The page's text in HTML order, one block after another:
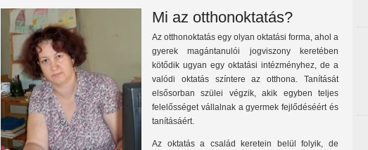
Mi az otthonoktatás?
Az otthonoktatás egy olyan oktatási forma, ahol a
gyerek magántanulói jogviszony keretében
kötődik ugyan egy oktatási intézményhez, de a
valódi oktatás színtere az otthona. Tanítását
elsősorban szülei végzik, akik egyben teljes
felelősséget vállalnak a gyermek fejlődéséért és
tanításáért.
Az oktatás a család keretein belül folyik, de